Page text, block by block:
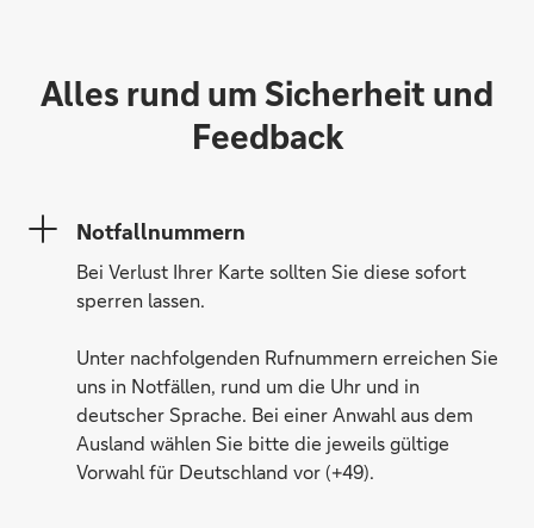
Alles rund um Sicherheit und
Feedback
Notfallnummern
Bei Verlust Ihrer Karte sollten Sie diese sofort
sperren lassen.
Unter nachfolgenden Rufnummern erreichen Sie
uns in Notfällen, rund um die Uhr und in
deutscher Sprache. Bei einer Anwahl aus dem
Ausland wählen Sie bitte die jeweils gültige
Vorwahl für Deutschland vor (+49).